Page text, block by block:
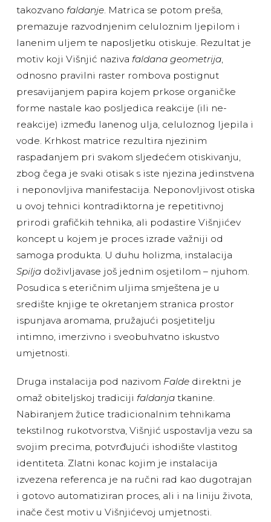
takozvano faldanje. Matrica se potom preša,
premazuje razvodnjenim celuloznim ljepilom i
lanenim uljem te naposljetku otiskuje. Rezultat je
motiv koji Višnjić naziva faldana geometrija,
odnosno pravilni raster rombova postignut
presavijanjem papira kojem prkose organičke
forme nastale kao posljedica reakcije (ili ne-
reakcije) između lanenog ulja, celuloznog ljepila i
vode. Krhkost matrice rezultira njezinim
raspadanjem pri svakom sljedećem otiskivanju,
zbog čega je svaki otisak s iste njezina jedinstvena
i neponovljiva manifestacija. Neponovljivost otiska
u ovoj tehnici kontradiktorna je repetitivnoj
prirodi grafičkih tehnika, ali podastire Višnjićev
koncept u kojem je proces izrade važniji od
samoga produkta. U duhu holizma, instalacija
Spilja doživljavase još jednim osjetilom – njuhom.
Posudica s eteričnim uljima smještena je u
središte knjige te okretanjem stranica prostor
ispunjava aromama, pružajući posjetitelju
intimno, imerzivno i sveobuhvatno iskustvo
umjetnosti.
Druga instalacija pod nazivom Faldedirektni je
omaž obiteljskoj tradiciji faldanjatkanine.
Nabiranjem žutice tradicionalnim tehnikama
tekstilnog rukotvorstva, Višnjić uspostavlja vezu sa
svojim precima, potvrđujući ishodište vlastitog
identiteta. Zlatni konac kojim je instalacija
izvezena referenca je na ručni rad kao dugotrajan
i gotovo automatiziran proces, ali i na liniju života,
inače čest motiv u Višnjićevoj umjetnosti.